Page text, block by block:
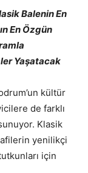
Balenin En
En Özgün
Yaşatacak
kültür
de farklı
Klasik
yenilikçi
için